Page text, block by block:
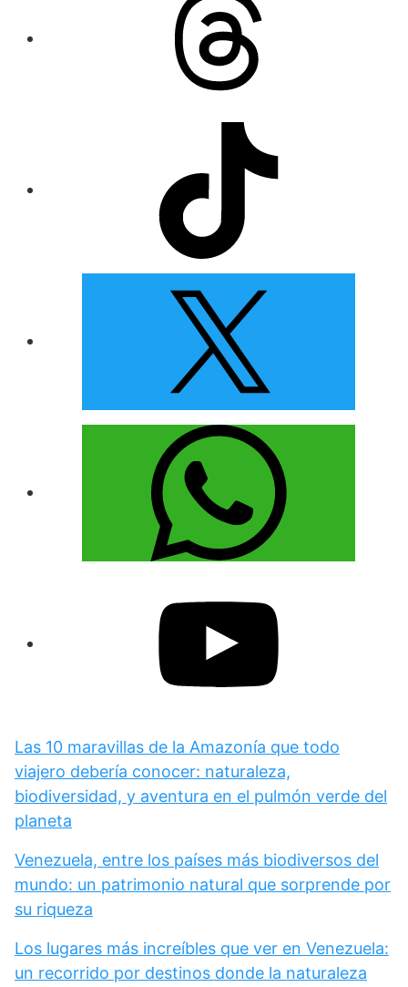
Las 10 maravillas de la Amazonía que todo
viajero debería conocer: naturaleza,
biodiversidad, y aventura en el pulmón verde del
planeta
Venezuela, entre los países más biodiversos del
mundo: un patrimonio natural que sorprende por
su riqueza
Los lugares más increíbles que ver en Venezuela:
un recorrido por destinos donde la naturaleza